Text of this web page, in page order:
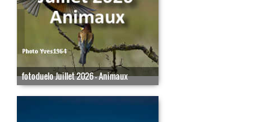
fotoduelo Juillet 2026 - Animaux